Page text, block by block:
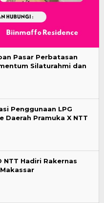
Pasar Perbatasan
Silaturahmi dan
Penggunaan LPG
Daerah Pramuka X NTT
NTT Hadiri Rakernas